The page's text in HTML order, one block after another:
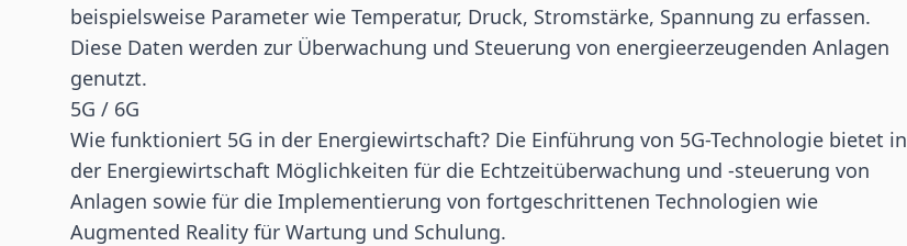
beispielsweise Parameter wie Temperatur, Druck, Stromstärke, Spannung zu erfassen.
Diese Daten werden zur Überwachung und Steuerung von energieerzeugenden Anlagen
genutzt.
5G / 6G
Wie funktioniert 5G in der Energiewirtschaft? Die Einführung von 5G-Technologie bietet in
der Energiewirtschaft Möglichkeiten für die Echtzeitüberwachung und -steuerung von
Anlagen sowie für die Implementierung von fortgeschrittenen Technologien wie
Augmented Reality für Wartung und Schulung.